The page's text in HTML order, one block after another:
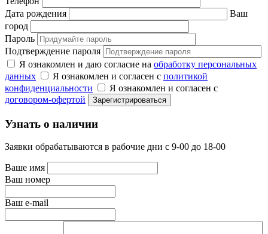
Дата рождения
Ваш
город
Пароль
Подтверждение пароля
Я ознакомлен и даю согласие на обработку персональных
данных
Я ознакомлен и согласен с политикой
конфиденциальности
Я ознакомлен и согласен с
договором-офертой
Узнать о наличии
Заявки обрабатываются в рабочие дни с 9-00 до 18-00
Ваше имя
Ваш номер
Ваш e-mail